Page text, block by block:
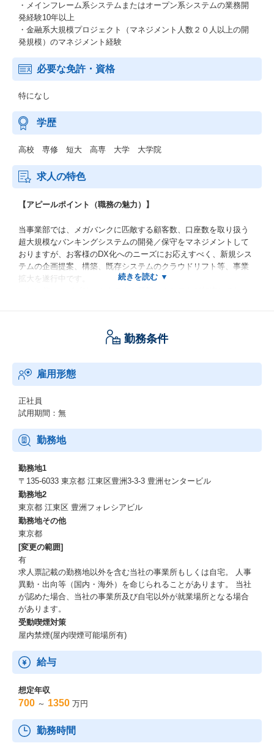
・メインフレーム系システムまたはオープン系システムの業務開
発経験10年以上
・金融系大規模プロジェクト（マネジメント人数２０人以上の開
発規模）のマネジメント経験
必要な免許・資格
特になし
学歴
高校 専修 短大 高専 大学 大学院
求人の特色
【アピールポイント（職務の魅力）】
当事業部では、メガバンクに匹敵する顧客数、口座数を取り扱う
超大規模なバンキングシステムの開発／保守をマネジメントして
おりますが、お客様のDX化へのニーズにお応えすべく、新規シス
テムの企画提案、構築、既存システムのクラウドリフト等、事業
拡大を遂行中です。
して頂く人財を募集しております。
農業分野のユーザー様を中心としたバンキング利用者に対し、利
向上と農業や地域課題の解決に貢献するシステムの開発を目指し
て、ご活躍頂けます。
大規模な新規システムを構築していくシステム企画／開発マネジ
メント経験と、金融の中核を成すバンキングシステムに関する業
務知識の双方のスペシャリストへ成長できる実務機会があり、既
システムの将来像を検討しながら、新しいシステムの提供に携わ
ることができます。
現在は上流工程の企画フェーズにあり、お客様への新規サービス
／新規製品のご提案、ご意見交換を通して、提供業務機能／実装
仕様を決定していくシステム企画から開発に至る一貫した業務機
能開発機会に参画頂くことが可能です。
金融システム全体像を把握しながらクラウドを活用した新規大規
模業務システムのシステム企画／開発マネジメントを実現してい
く、チャレンジングでやりがいのある業務に参画頂きながら、市
場価値の高いプロフェッショナルなプロジェクトマネージャーと
して、またはIT業務コンサルタント人財としてご自身の成長を実
感頂けるものと確信しております。
【教育制度及び資格補助】
ビジネス系・テクニカル系・グローバル系研修より役職や業務に
応じて必要な研修を受講可能。
経験者採用社員向けオンボーディングも拡大実施中
勤務条件
雇用形態
正社員
試用期間：無
勤務地
勤務地1
〒135-6033 東京都 江東区豊洲3-3-3 豊洲センタービル
勤務地2
東京都 江東区 豊洲フォレシアビル
勤務地その他
東京都
[変更の範囲]
有
求人票記載の勤務地以外を含む当社の事業所もしくは自宅。 人事
異動・出向等（国内・海外）を命じられることがあります。 当社
が認めた場合、当社の事業所及び自宅以外が就業場所となる場合
があります。
受動喫煙対策
屋内禁煙(屋内喫煙可能場所有)
給与
想定年収
700 ～ 1350 万円
勤務時間